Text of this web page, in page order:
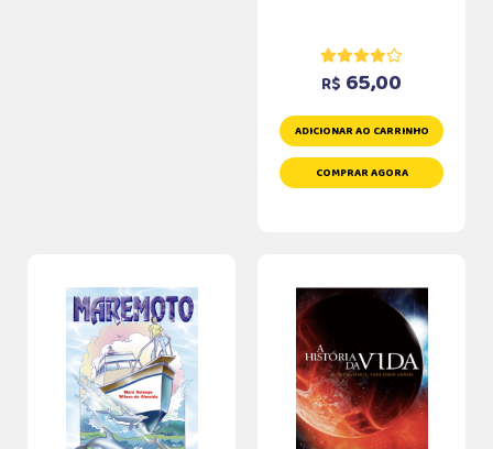
R$ 65,00
ADICIONAR AO CARRINHO
COMPRAR AGORA